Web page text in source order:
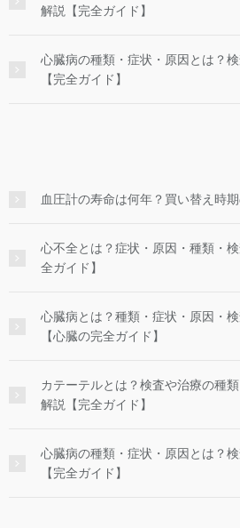
解説【完全ガイド】
心臓病の種類・症状・原因とは？
【完全ガイド】
血圧計の寿命は何年？買い替え時
心不全とは？症状・原因・種類・
全ガイド】
心臓病とは？種類・症状・原因・
【心臓の完全ガイド】
カテーテルとは？検査や治療の種
解説【完全ガイド】
心臓病の種類・症状・原因とは？
【完全ガイド】